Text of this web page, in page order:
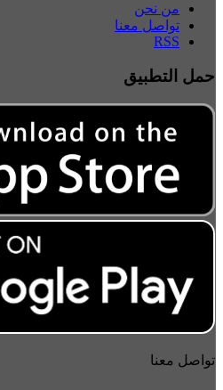
من نحن
تواصل معنا
RSS
حمل التطبيق
تواصل معنا